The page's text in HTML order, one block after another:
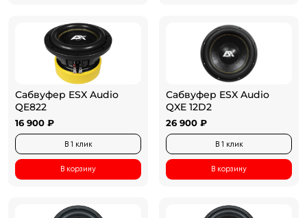
Сабвуфер ESX Audio
QE822
16 900 ₽
В 1 клик
В корзину
Сабвуфер ESX Audio
QXE 12D2
26 900 ₽
В 1 клик
В корзину